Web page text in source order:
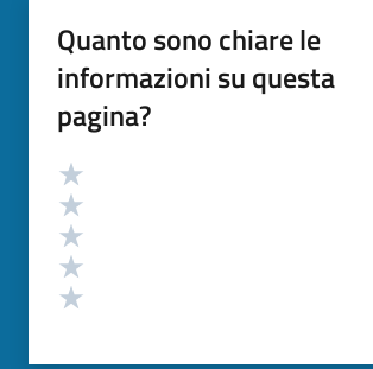
Quanto sono chiare le
informazioni su questa
pagina?
Valutazione